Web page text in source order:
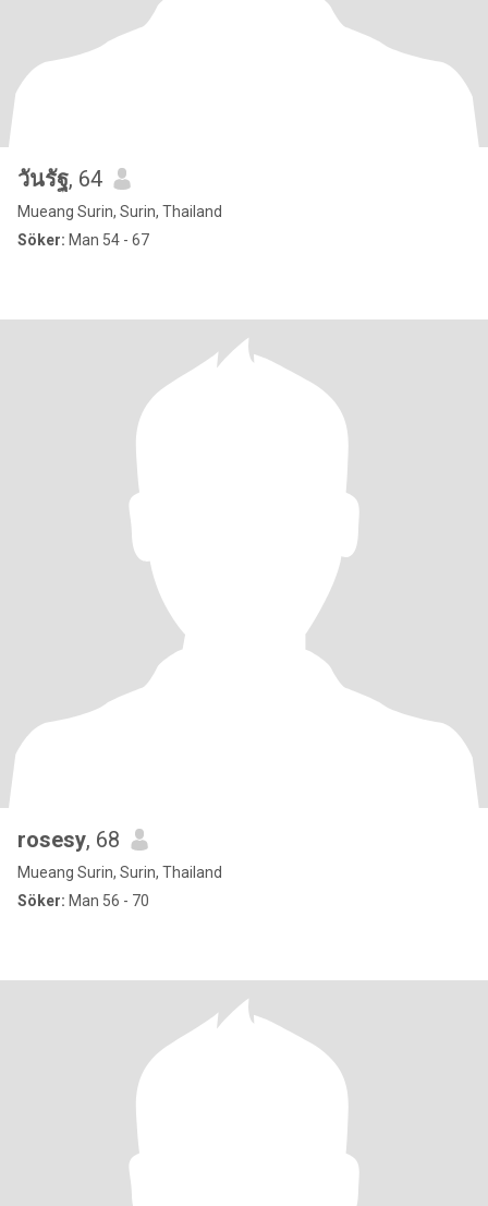
วันรัฐ, 64
Mueang Surin, Surin, Thailand
Söker: Man 54 - 67
rosesy, 68
Mueang Surin, Surin, Thailand
Söker: Man 56 - 70